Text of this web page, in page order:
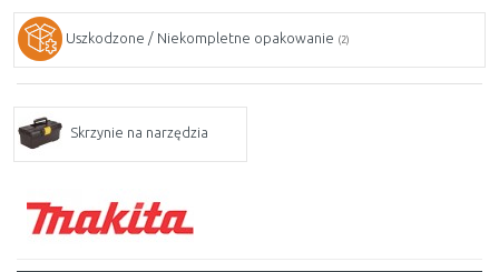
Uszkodzone / Niekompletne opakowanie (2)
Skrzynie na narzędzia